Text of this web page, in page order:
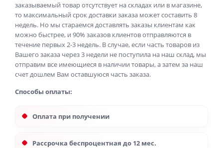
заказываемый товар отсутствует на складах или в магазине,
то максимальный срок доставки заказа может составить 8
недель. Но мы стараемся доставлять заказы клиентам как
можно быстрее, и 90% заказов клиентов отправляются в
течение первых 2-3 недель. В случае, если часть товаров из
Вашего заказа через 3 недели не поступила на наш склад, мы
отправим все имеющиеся в наличии товары, а затем за наш
счет дошлем Вам оставшуюся часть заказа.
Способы оплаты:
Оплата при получении
Рассрочка беспроцентная до 12 мес.